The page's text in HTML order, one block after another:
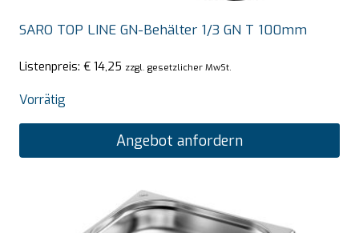
SARO TOP LINE GN-Behälter 1/3 GN T 100mm
Listenpreis: € 14,25 zzgl. gesetzlicher MwSt.
Vorrätig
Angebot anfordern